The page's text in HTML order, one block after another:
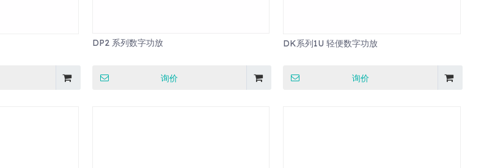
DP2 系列数字功放
询价
DK系列1U 轻便数字功放
询价